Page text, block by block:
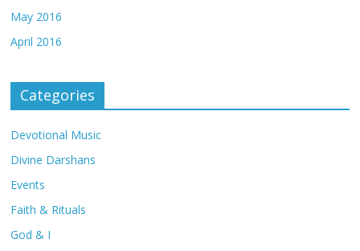
May 2016
April 2016
Categories
Devotional Music
Divine Darshans
Events
Faith & Rituals
God & I